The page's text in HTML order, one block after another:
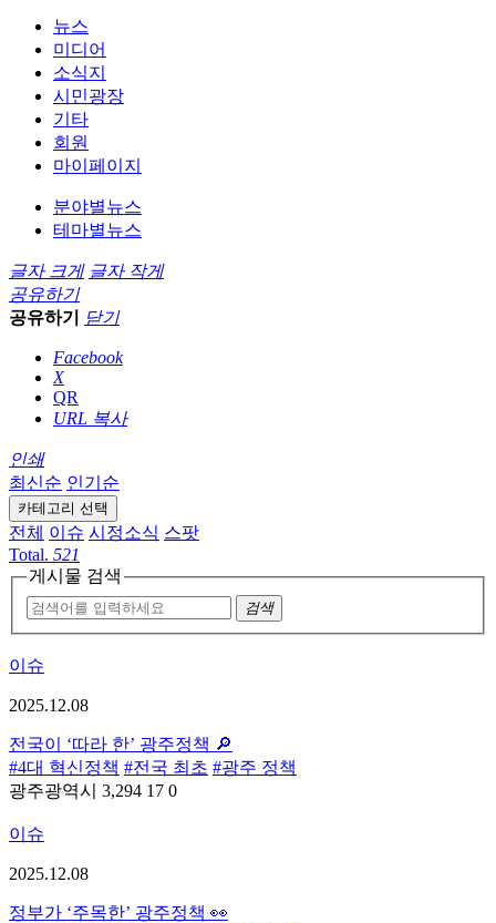
뉴스
미디어
소식지
시민광장
기타
회원
마이페이지
분야별뉴스
테마별뉴스
글자 크게 글자 작게
공유하기
공유하기
닫기
Facebook
X
QR
URL 복사
인쇄
최신순 인기순
카테고리 선택
전체 이슈 시정소식 스팟
Total. 521
게시물 검색
검색
이슈
2025.12.08
전국이 ‘따라 한’ 광주정책 🔎
#4대 혁신정책 #전국 최초 #광주 정책
광주광역시 3,294 17 0
이슈
2025.12.08
정부가 ‘주목한’ 광주정책 👀